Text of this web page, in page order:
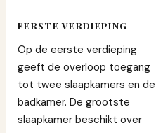
EERSTE VERDIEPING
Op de eerste verdieping
geeft de overloop toegang
tot twee slaapkamers en de
badkamer. De grootste
slaapkamer beschikt over